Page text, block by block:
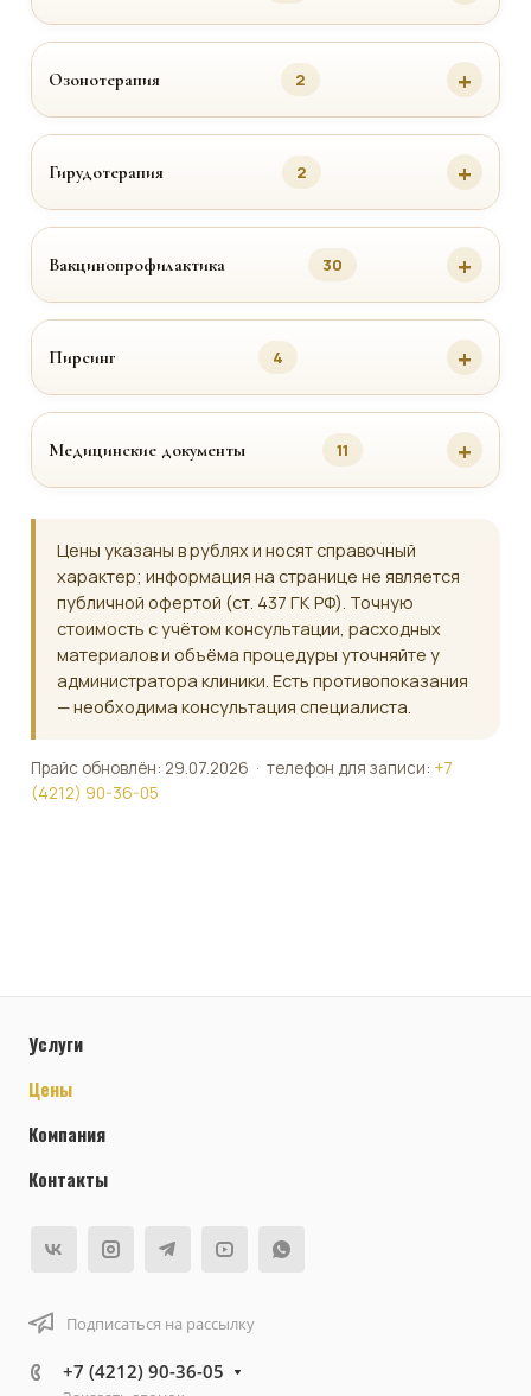
Озонотерапия 2
Гирудотерапия 2
Вакцинопрофилактика 30
Пирсинг 4
Медицинские документы 11
Цены указаны в рублях и носят справочный
характер; информация на странице не является
публичной офертой (ст. 437 ГК РФ). Точную
стоимость с учётом консультации, расходных
материалов и объёма процедуры уточняйте у
администратора клиники. Есть противопоказания
— необходима консультация специалиста.
Прайс обновлён: 29.07.2026 · телефон для записи: +7
(4212) 90-36-05
Услуги
Цены
Компания
Контакты
Подписаться на рассылку
+7 (4212) 90-36-05